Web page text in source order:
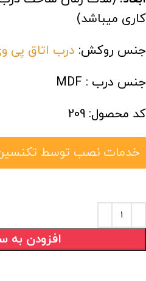
کاری میباشد)
جنس روکش: درب اتاق پی
جنس درب : MDF
کد محصول: 209
خدمات نصب توسط
افزودن به